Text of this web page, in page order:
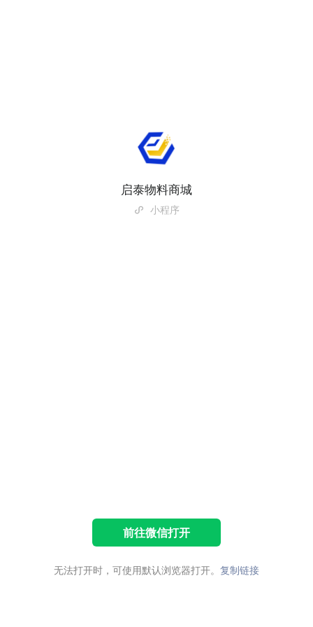
启泰物料商城
小程序
前往微信打开
无法打开时，可使用默认浏览器打开。 复制链接